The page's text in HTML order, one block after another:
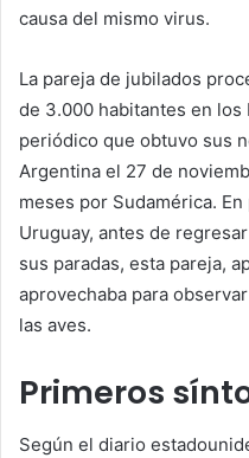
causa del mismo virus.
La pareja de jubilados
de 3.000 habitantes en los
periódico que obtuvo sus
Argentina el 27 de
meses por Sudamérica.
Uruguay, antes de
sus paradas, esta pareja,
aprovechaba para
las aves.
Primeros
Según el diario